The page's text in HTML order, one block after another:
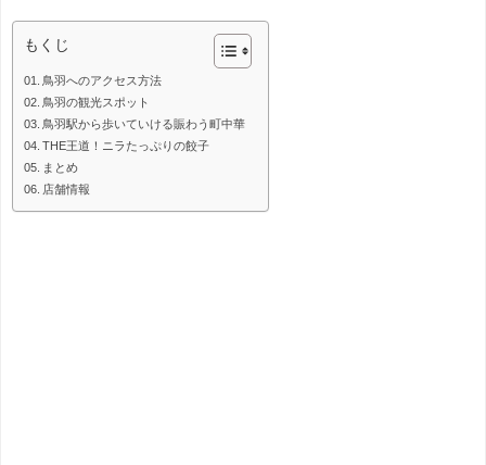
もくじ
鳥羽へのアクセス方法
鳥羽の観光スポット
鳥羽駅から歩いていける賑わう町中華
THE王道！ニラたっぷりの餃子
まとめ
店舗情報